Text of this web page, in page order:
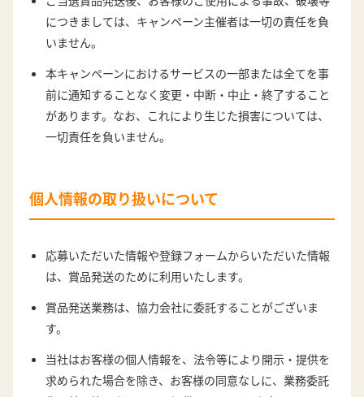
につきましては、キャンペーン主催者は一切の責任を負
いません。
本キャンペーンにおけるサービスの一部または全てを事
前に通知することなく変更・中断・中止・終了すること
があります。なお、これにより生じた損害については、
一切責任を負いません。
個人情報の取り扱いについて
応募いただいた情報や登録フォームからいただいた情報
は、賞品発送のために利用いたします。
賞品発送業務は、協力会社に委託することがございま
す。
当社はお客様の個人情報を、法令等により開示・提供を
求められた場合を除き、お客様の同意なしに、業務委託